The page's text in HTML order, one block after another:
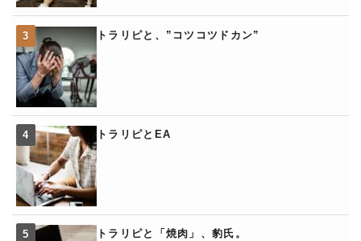
トラリピと、”コツコツドカン”
トラリピとEA
トラリピと「焼肉」、豹氏。